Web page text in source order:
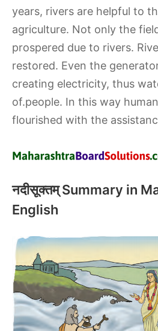
years, rivers are helpful to
agriculture. Not only the
prospered due to rivers.
restored. Even the
creating electricity, thus
of.people. In this way
flourished with the
नदीसूक्तम् Summary in
English